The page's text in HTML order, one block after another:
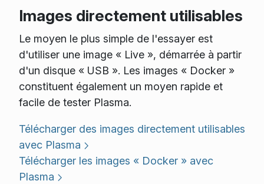
Images directement utilisables
Le moyen le plus simple de l'essayer est
d'utiliser une image « Live », démarrée à partir
d'un disque « USB ». Les images « Docker »
constituent également un moyen rapide et
facile de tester Plasma.
Télécharger des images directement utilisables
avec Plasma
Télécharger les images « Docker » avec
Plasma